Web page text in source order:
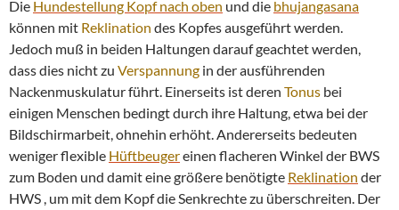
Die Hundestellung Kopf nach oben und die bhujangasana
können mit Reklination des Kopfes ausgeführt werden.
Jedoch muß in beiden Haltungen darauf geachtet werden,
dass dies nicht zu Verspannung in der ausführenden
Nackenmuskulatur führt. Einerseits ist deren Tonus bei
einigen Menschen bedingt durch ihre Haltung, etwa bei der
Bildschirmarbeit, ohnehin erhöht. Andererseits bedeuten
weniger flexible Hüftbeugereinen flacheren Winkel der BWS
zum Boden und damit eine größere benötigte Reklination der
HWS , um mit dem Kopf die Senkrechte zu überschreiten. Der